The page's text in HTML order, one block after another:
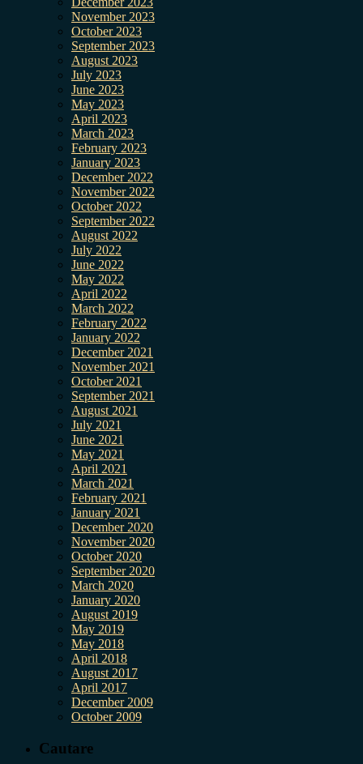
November 2023
October 2023
September 2023
August 2023
July 2023
June 2023
May 2023
April 2023
March 2023
February 2023
January 2023
December 2022
November 2022
October 2022
September 2022
August 2022
July 2022
June 2022
May 2022
April 2022
March 2022
February 2022
January 2022
December 2021
November 2021
October 2021
September 2021
August 2021
July 2021
June 2021
May 2021
April 2021
March 2021
February 2021
January 2021
December 2020
November 2020
October 2020
September 2020
March 2020
January 2020
August 2019
May 2019
May 2018
April 2018
August 2017
April 2017
December 2009
October 2009
Cautare